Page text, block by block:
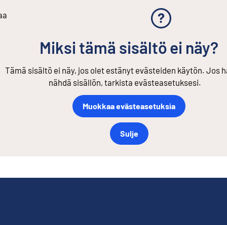
Miksi tämä sisältö ei näy?
Tämä sisältö ei näy, jos olet estänyt evästeiden käytön. Jos
nähdä sisällön, tarkista evästeasetuksesi.
Muokkaa evästeasetuksia
Sulje